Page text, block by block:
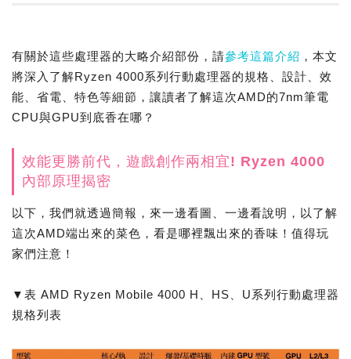
有關於這些處理器的大略介紹部份，請參考這篇介紹 ，本文
將深入了解Ryzen 4000系列行動處理器的規格、設計、效
能、省電、特色等細節，讓讀者了解這次AMD的7nm筆電
CPU與GPU到底香在哪？
效能更勝前代，遊戲創作兩相宜! Ryzen 4000
內部原理揭密
以下，我們就透過簡報，來一邊看圖、一邊看說明，以了解
這次AMD端出來的菜色，看是哪裡飄出來的香味！值得玩
家們注意！
▼表 AMD Ryzen Mobile 4000 H、HS、U系列行動處理器
規格列表